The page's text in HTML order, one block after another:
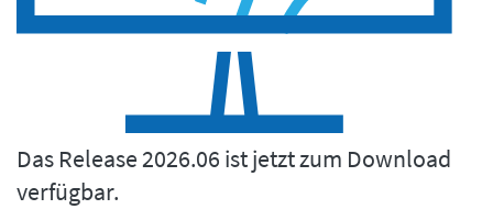
Das Release 2026.06 ist jetzt zum Download
verfügbar.